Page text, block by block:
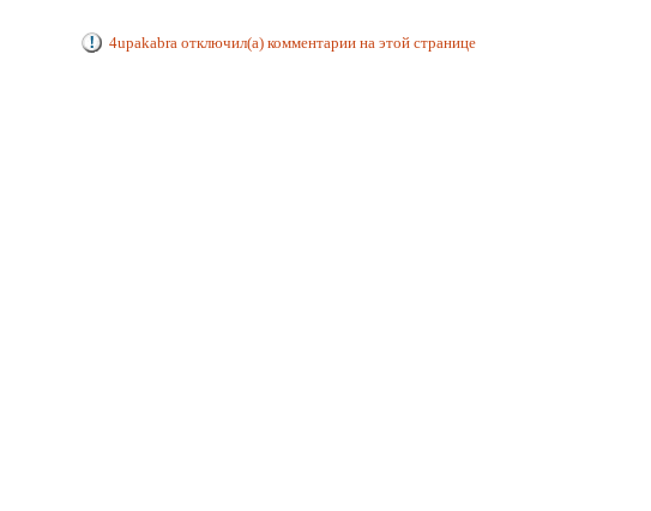
4upakabra отключил(а) комментарии на этой странице